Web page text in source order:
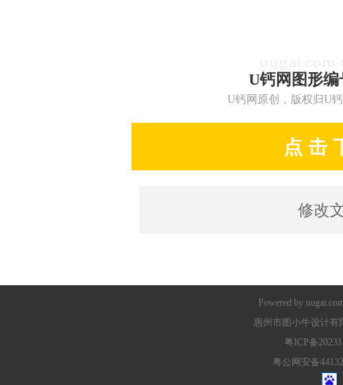
U钙网图形编
U钙网原创，版权归U
点 击
修改
Powered by
惠州市图小牛设计有
粤ICP备
粤公网安备